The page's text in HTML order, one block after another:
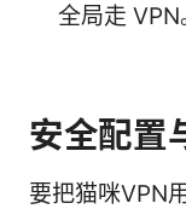
全局走 VPN
安全配置
要把猫咪VPN